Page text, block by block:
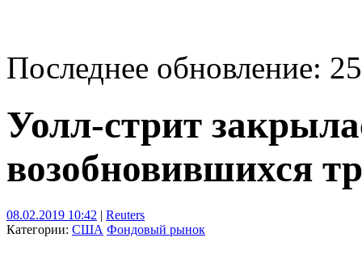
Последнее обновление:
Уолл-стрит
возобновившихся
08.02.2019 10:42 | Reuters
Категории: США Фондовый рынок